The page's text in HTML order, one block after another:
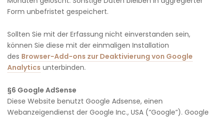
Form unbefristet gespeichert.
Sollten Sie mit der Erfassung nicht einverstanden sein,
können Sie diese mit der einmaligen Installation
des Browser-Add-ons zur Deaktivierung von Google
Analytics unterbinden.
§6 Google AdSense
Diese Website benutzt Google Adsense, einen
Webanzeigendienst der Google Inc., USA (”Google”). Google